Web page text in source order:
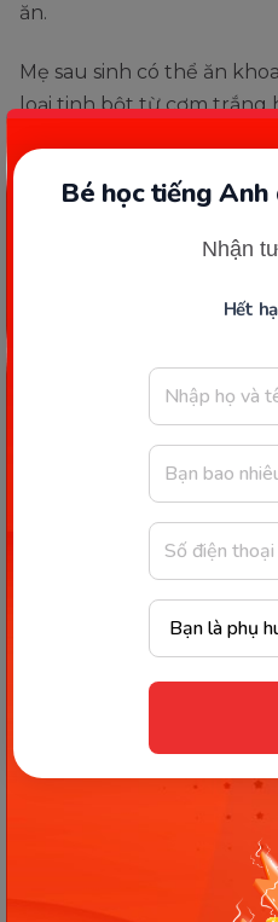
Bé học tiếng
Nhận
Hết
ăn.
Mẹ sau sinh có thể ăn
loại tinh bột từ cơm trắng
toàn, hiệu quả cho mẹ
Sinh tố cần tây giúp lấy lại
Cần tây là loại rau chứa
vitamin A, B, E, các
photpho,...rất cần thiết
này còn giàu chất xơ, hỗ